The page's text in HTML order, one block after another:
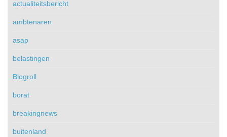
actualiteitsbericht
ambtenaren
asap
belastingen
Blogroll
borat
breakingnews
buitenland